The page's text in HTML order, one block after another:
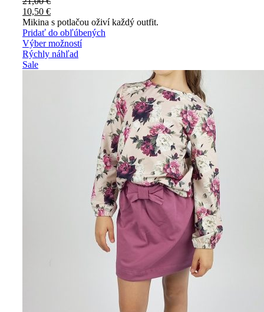
10,50 €
Mikina s potlačou oživí každý outfit.
Pridať do obľúbených
Výber možností
Rýchly náhľad
Sale